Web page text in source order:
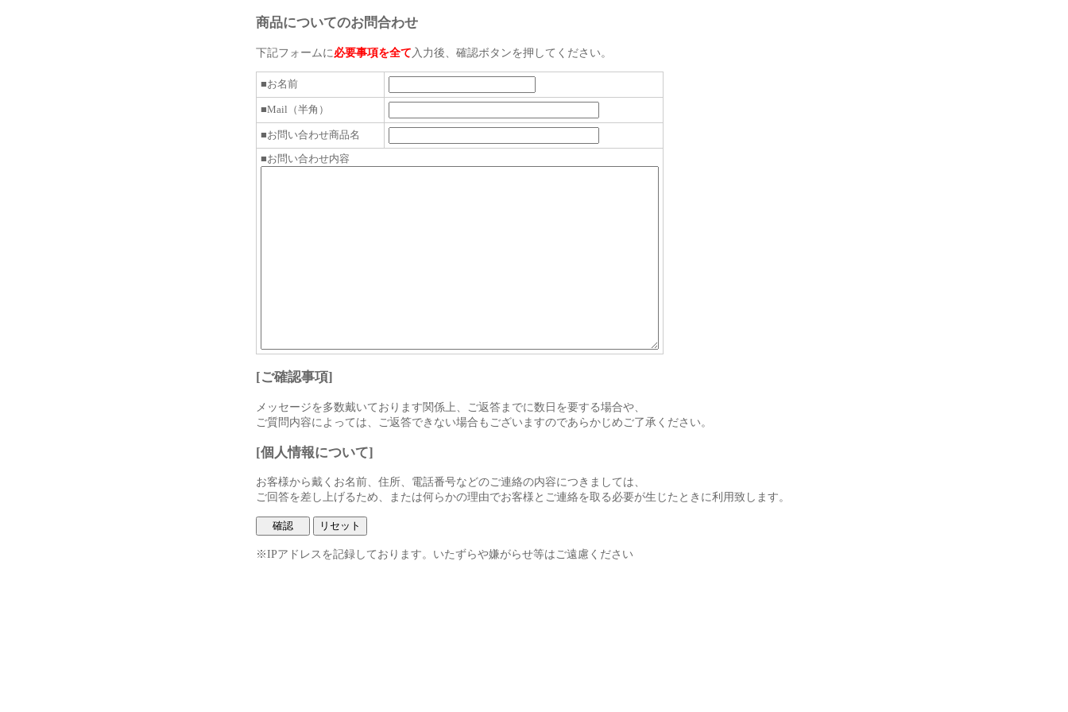
商品についてのお問合わせ
下記フォームに必要事項を全て 入力後、確認ボタンを押してください。
■お名前
■Mail（半角）
■お問い合わせ商品名
■お問い合わせ内容
[ご確認事項]
メッセージを多数戴いております関係上、ご返答までに数日を要する場合や、
ご質問内容によっては、ご返答できない場合もございますのであらかじめご了承ください。
[個人情報について]
お客様から戴くお名前、住所、電話番号などのご連絡の内容につきましては、
ご回答を差し上げるため、または何らかの理由でお客様とご連絡を取る必要が生じたときに利用致します。
※IPアドレスを記録しております。いたずらや嫌がらせ等はご遠慮ください